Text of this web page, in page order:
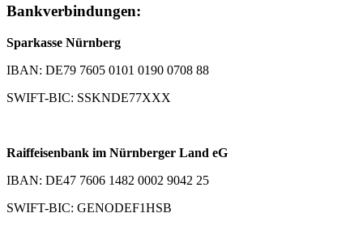
Bankverbindungen:
Sparkasse Nürnberg
IBAN: DE79 7605 0101 0190 0708 88
SWIFT-BIC: SSKNDE77XXX
Raiffeisenbank im Nürnberger Land eG
IBAN: DE47 7606 1482 0002 9042 25
SWIFT-BIC: GENODEF1HSB